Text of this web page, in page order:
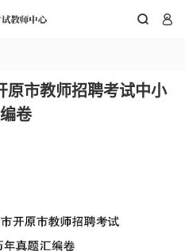
 
市教师招聘考试中小
卷